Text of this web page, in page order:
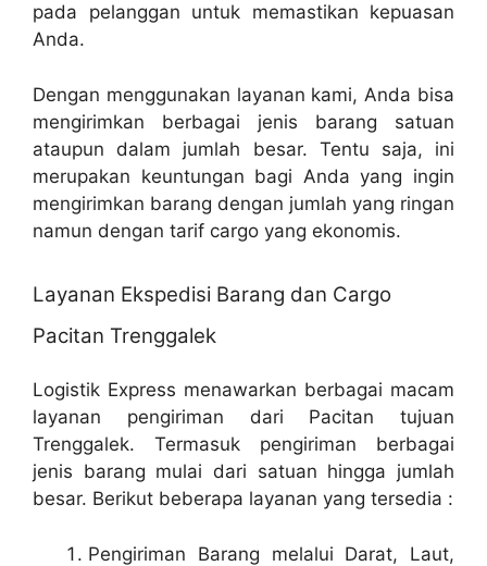
pada pelanggan untuk memastikan kepuasan
Anda.
Dengan menggunakan layanan kami, Anda bisa
mengirimkan berbagai jenis barang satuan
ataupun dalam jumlah besar. Tentu saja, ini
merupakan keuntungan bagi Anda yang ingin
mengirimkan barang dengan jumlah yang ringan
namun dengan tarif cargo yang ekonomis.
Layanan Ekspedisi Barang dan Cargo
Pacitan Trenggalek
Logistik Express menawarkan berbagai macam
layanan pengiriman dari Pacitan tujuan
Trenggalek. Termasuk pengiriman berbagai
jenis barang mulai dari satuan hingga jumlah
besar. Berikut beberapa layanan yang tersedia :
Pengiriman Barang melalui Darat, Laut,